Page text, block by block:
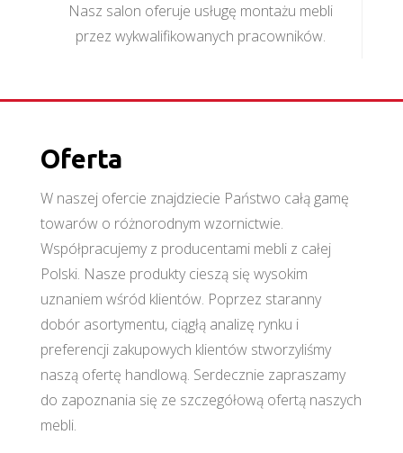
Nasz salon oferuje usługę montażu mebli
przez wykwalifikowanych pracowników.
Oferta
W naszej ofercie znajdziecie Państwo całą gamę
towarów o różnorodnym wzornictwie.
Współpracujemy z producentami mebli z całej
Polski. Nasze produkty cieszą się wysokim
uznaniem wśród klientów. Poprzez staranny
dobór asortymentu, ciągłą analizę rynku i
preferencji zakupowych klientów stworzyliśmy
naszą ofertę handlową. Serdecznie zapraszamy
do zapoznania się ze szczegółową ofertą naszych
mebli.